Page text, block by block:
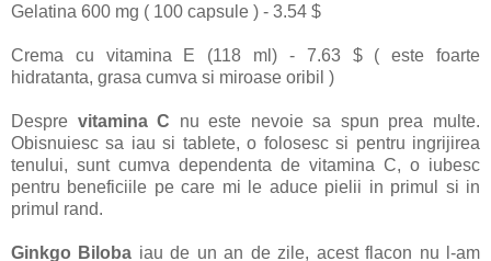
Gelatina 600 mg ( 100 capsule ) - 3.54 $
Crema cu vitamina E (118 ml) - 7.63 $ ( este foarte
hidratanta, grasa cumva si miroase oribil )
Despre vitamina C nu este nevoie sa spun prea multe.
Obisnuiesc sa iau si tablete, o folosesc si pentru ingrijirea
tenului, sunt cumva dependenta de vitamina C, o iubesc
pentru beneficiile pe care mi le aduce pielii in primul si in
primul rand.
Ginkgo Biloba iau de un an de zile, acest flacon nu l-am